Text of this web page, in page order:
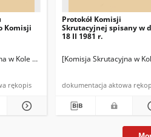
Dróg Górki Szczukowskie k/Kielce]
Zespołu Budów nr 1 przy Rejonie Budowy
Komisji
w Kole Oddziałowym w Kierownictwie
dokumentacja aktowa rękopis
Protokół Komisji
Skrutacyjnej spisany w
18 II 1981 r.
[Komisja Skrutacyjna w
dokumentacja